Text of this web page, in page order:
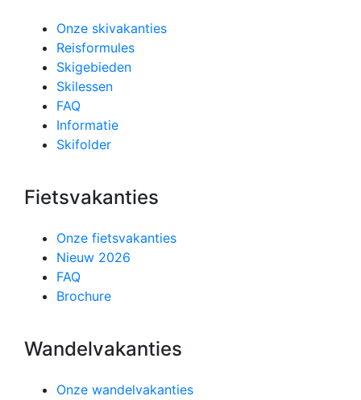
Onze skivakanties
Reisformules
Skigebieden
Skilessen
FAQ
Informatie
Skifolder
Fietsvakanties
Onze fietsvakanties
Nieuw 2026
FAQ
Brochure
Wandelvakanties
Onze wandelvakanties